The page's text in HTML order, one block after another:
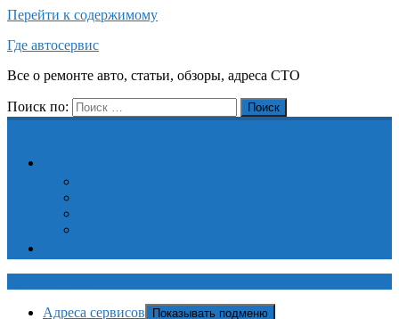
Перейти к содержимому
Где автосервис
Все о ремонте авто, статьи, обзоры, адреса СТО
Поиск по: Поиск
Адреса сервисов Показывать подменю